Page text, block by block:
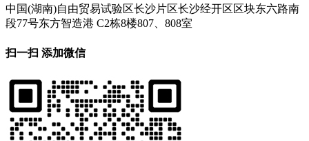
中国(湖南)自由贸易试验区长沙片区长沙经开区区块东六路南
段77号东方智造港 C2栋8楼807、808室
扫一扫 添加微信